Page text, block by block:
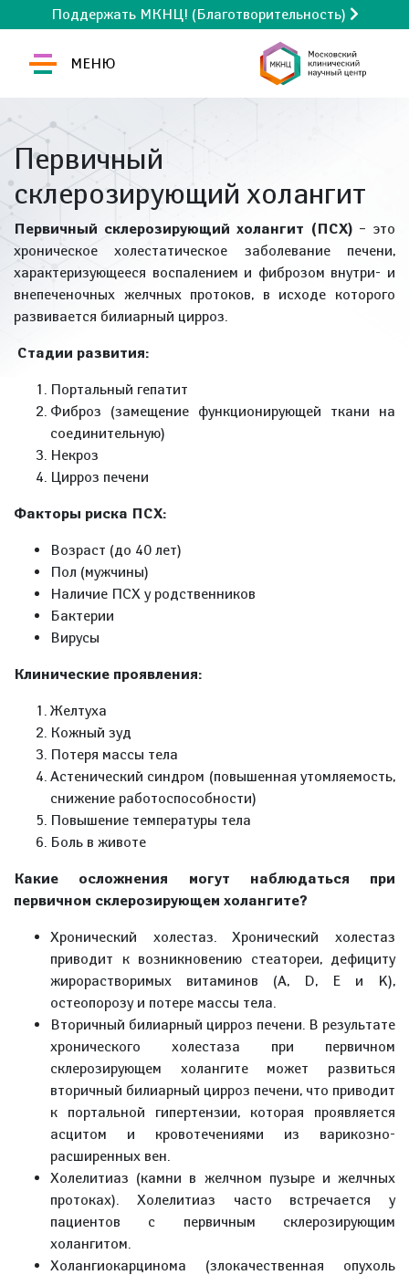
Поддержать МКНЦ! (Благотворительность)
МЕНЮ
Первичный
склерозирующий холангит
Первичный склерозирующий холангит (ПСХ)– это
хроническое холестатическое заболевание печени,
характеризующееся воспалением и фиброзом внутри- и
внепеченочных желчных протоков, в исходе которого
развивается билиарный цирроз.
Стадии развития:
Портальный гепатит
Фиброз (замещение функционирующей ткани на
соединительную)
Некроз
Цирроз печени
Факторы риска ПСХ:
Возраст (до 40 лет)
Пол (мужчины)
Наличие ПСХ у родственников
Бактерии
Вирусы
Клинические проявления:
Желтуха
Кожный зуд
Потеря массы тела
Астенический синдром (повышенная утомляемость,
снижение работоспособности)
Повышение температуры тела
Боль в животе
Какие осложнения могут наблюдаться при
первичном склерозирующем холангите?
Хронический холестаз. Хронический холестаз
приводит к возникновению стеатореи, дефициту
жирорастворимых витаминов (A, D, E и K),
остеопорозу и потере массы тела.
Вторичный билиарный цирроз печени. В результате
хронического холестаза при первичном
склерозирующем холангите может развиться
вторичный билиарный цирроз печени, что приводит
к портальной гипертензии, которая проявляется
асцитом и кровотечениями из варикозно-
расширенных вен.
Холелитиаз (камни в желчном пузыре и желчных
протоках). Холелитиаз часто встречается у
пациентов с первичным склерозирующим
холангитом.
Холангиокарцинома (злокачественная опухоль